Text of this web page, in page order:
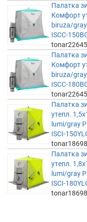
Палатка
Комфорт
biruza/gray
ISCC-
Палатка
Комфорт
biruza/gray
ISCC-
Палатка
утепл.
lumi/gray
ISCI-
Палатка
утепл.
lumi/gray
ISCI-